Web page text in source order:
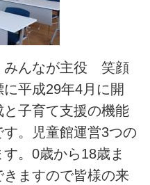
みんなが主役 笑顔
平成29年4月に開
子育て支援の機能
。児童館運営3つの
。0歳から18歳ま
ますので皆様の来